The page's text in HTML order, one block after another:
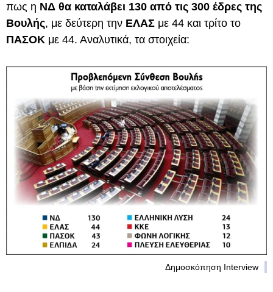
πως η ΝΔ θα καταλάβει 130 από τις 300 έδρες της
Βουλής, με δεύτερη την ΕΛΑΣ με 44 και τρίτο το
ΠΑΣΟΚ με 44. Αναλυτικά, τα στοιχεία:
Δημοσκόπηση Interview